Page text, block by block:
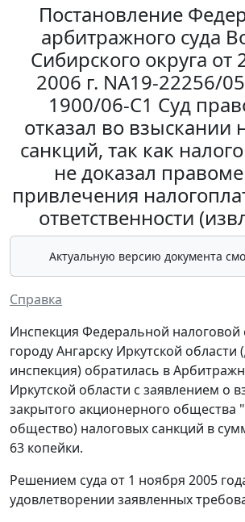
Постановление
арбитражного суда
Сибирского округа от
2006 г. NА19-22256/
1900/06-С1 Суд
отказал во взыскании
санкций, так как
не доказал
привлечения
ответственности
Актуальную версию документа
Справка
Инспекция Федеральной налоговой
городу Ангарску Иркутской области
инспекция) обратилась в
Иркутской области с заявлением о
закрытого акционерного общества
общество) налоговых санкций в
63 копейки.
Решением суда от 1 ноября 2005
удовлетворении заявленных